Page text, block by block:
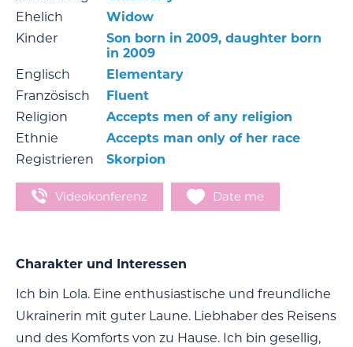
Ehelich
Widow
Kinder
Son born in 2009, daughter born
in 2009
Englisch
Elementary
Französisch
Fluent
Religion
Accepts men of any religion
Ethnie
Accepts man only of her race
Registrieren
Skorpion
Videokonferenz Date me
Charakter und Interessen
Ich bin Lola. Eine enthusiastische und freundliche
Ukrainerin mit guter Laune. Liebhaber des Reisens
und des Komforts von zu Hause. Ich bin gesellig,